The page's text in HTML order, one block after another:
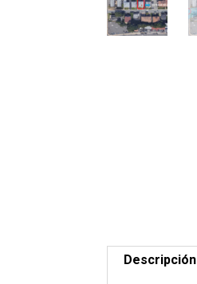
Descripción